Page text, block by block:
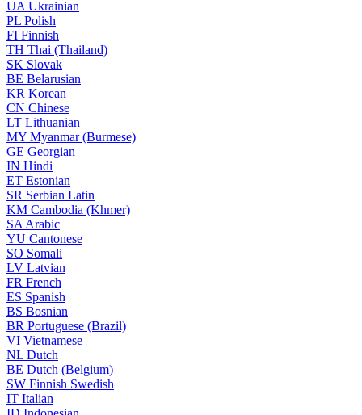
UA Ukrainian
PL Polish
FI Finnish
TH Thai (Thailand)
SK Slovak
BE Belarusian
KR Korean
CN Chinese
LT Lithuanian
MY Myanmar (Burmese)
GE Georgian
IN Hindi
ET Estonian
SR Serbian Latin
KM Cambodia (Khmer)
SA Arabic
YU Cantonese
SO Somali
LV Latvian
FR French
ES Spanish
BS Bosnian
BR Portuguese (Brazil)
VI Vietnamese
NL Dutch
BE Dutch (Belgium)
SW Finnish Swedish
IT Italian